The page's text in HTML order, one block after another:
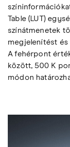
Table (LUT)
színátmenetek
megjelenítést és
A fehérpont
között, 500 K
módon